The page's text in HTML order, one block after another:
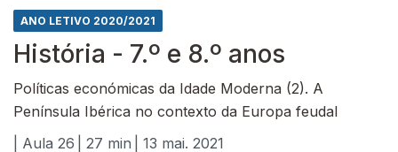
ANO LETIVO 2020/2021
História - 7.º e 8.º anos
Políticas económicas da Idade Moderna (2). A
Península Ibérica no contexto da Europa feudal
| Aula 26
| 27 min
| 13 mai. 2021